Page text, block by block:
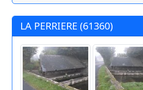
LA PERRIERE (61360)